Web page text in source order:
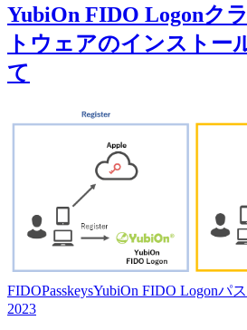
YubiOn FIDO Logonク
トウェアのインストー
て
FIDOPasskeysYubiOn FIDO Logonパ
2023